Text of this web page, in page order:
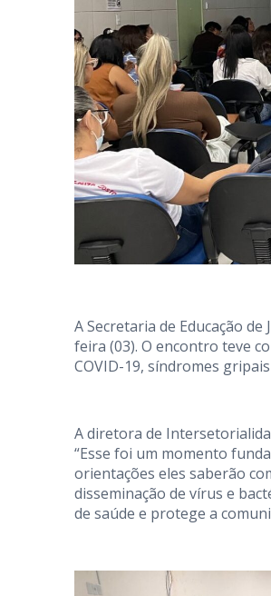
A Secretaria de Educação
feira (03). O encontro teve
COVID-19, síndromes
A diretora de
“Esse foi um momento
orientações eles saberão
disseminação de vírus e
de saúde e protege a